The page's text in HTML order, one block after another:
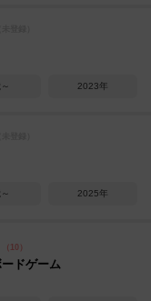
2023年
2025年
ドゲーム